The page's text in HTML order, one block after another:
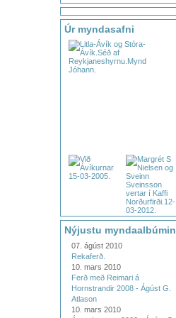
Úr myndasafni
Nýjustu myndaalbúmin
07. ágúst 2010
Rekaferð.
10. mars 2010
Ferð með Reimari á
Hornstrandir 2008 - Ágúst G.
Atlason
10. mars 2010